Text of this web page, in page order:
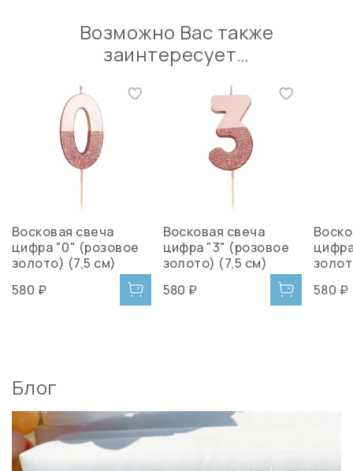
Возможно Вас также
заинтересует…
Восковая свеча
цифра "0" (розовое
золото) (7,5 см)
580 ₽
Восковая свеча
цифра "3" (розовое
золото) (7,5 см)
580 ₽
580 ₽
Блог